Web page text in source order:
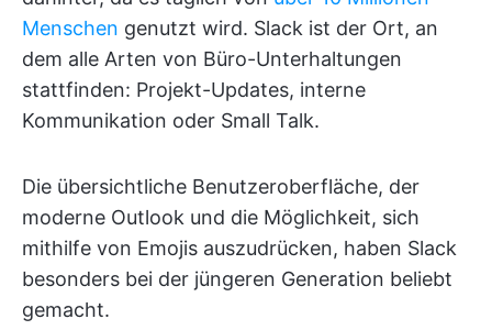
Menschen genutzt wird. Slack ist der Ort, an
dem alle Arten von Büro-Unterhaltungen
stattfinden: Projekt-Updates, interne
Kommunikation oder Small Talk.
Die übersichtliche Benutzeroberfläche, der
moderne Outlook und die Möglichkeit, sich
mithilfe von Emojis auszudrücken, haben Slack
besonders bei der jüngeren Generation beliebt
gemacht.